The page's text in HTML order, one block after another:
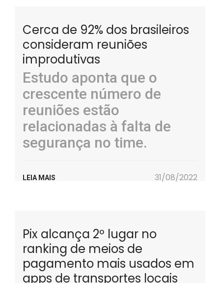
Cerca de 92% dos brasileiros
consideram reuniões
improdutivas
Estudo aponta que o
crescente número de
reuniões estão
relacionadas à falta de
segurança no time.
LEIA MAIS 31/08/2022
Pix alcança 2º lugar no
ranking de meios de
pagamento mais usados em
apps de transportes locais